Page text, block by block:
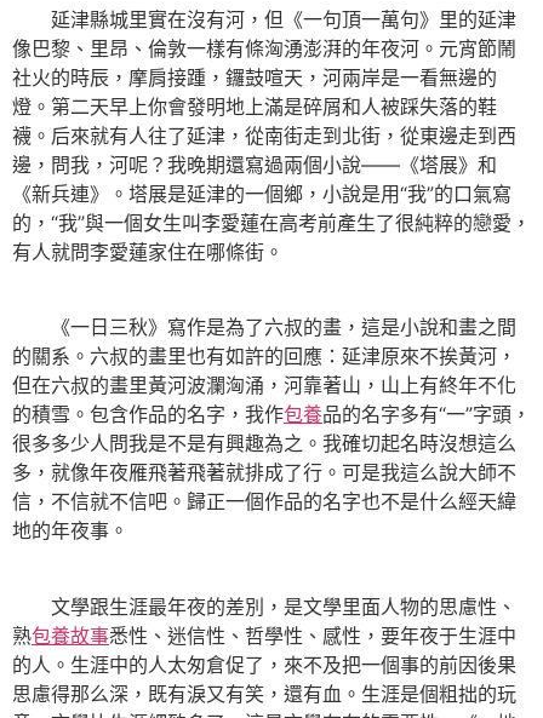
延津縣城里實在沒有河，但《一句頂一萬句》里的延津
像巴黎、里昂、倫敦一樣有條洶湧澎湃的年夜河。元宵節鬧
社火的時辰，摩肩接踵，鑼鼓喧天，河兩岸是一看無邊的
燈。第二天早上你會發明地上滿是碎屑和人被踩失落的鞋
襪。后來就有人往了延津，從南街走到北街，從東邊走到西
邊，問我，河呢？我晚期還寫過兩個小說——《塔展》和
《新兵連》。塔展是延津的一個鄉，小說是用“我”的口氣寫
的，“我”與一個女生叫李愛蓮在高考前產生了很純粹的戀愛，
有人就問李愛蓮家住在哪條街。
《一日三秋》寫作是為了六叔的畫，這是小說和畫之間
的關系。六叔的畫里也有如許的回應：延津原來不挨黃河，
但在六叔的畫里黃河波瀾洶涌，河靠著山，山上有終年不化
的積雪。包含作品的名字，我作包養品的名字多有“一”字頭，
很多多少人問我是不是有興趣為之。我確切起名時沒想這么
多，就像年夜雁飛著飛著就排成了行。可是我這么說大師不
信，不信就不信吧。歸正一個作品的名字也不是什么經天緯
地的年夜事。
文學跟生涯最年夜的差別，是文學里面人物的思慮性、
熟包養故事悉性、迷信性、哲學性、感性，要年夜于生涯中
的人。生涯中的人太匆倉促了，來不及把一個事的前因後果
思慮得那么深，既有淚又有笑，還有血。生涯是個粗拙的玩